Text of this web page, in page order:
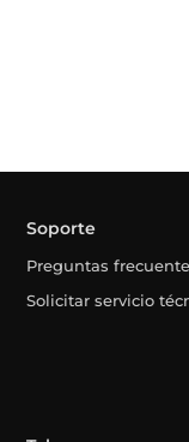
Soporte
Preguntas
Solicitar servicio